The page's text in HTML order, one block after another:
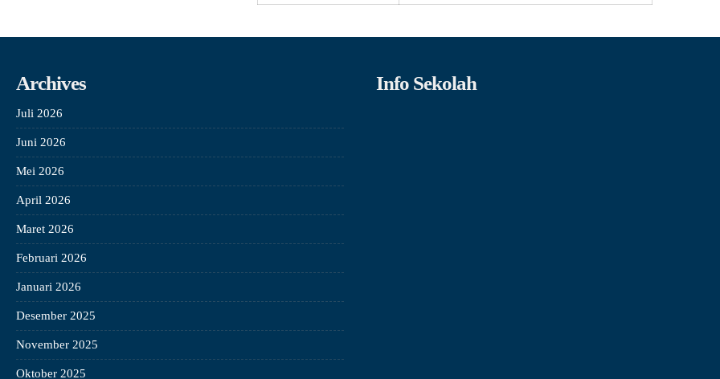
Archives
Juli 2026
Juni 2026
Mei 2026
April 2026
Maret 2026
Februari 2026
Januari 2026
Desember 2025
November 2025
Oktober 2025
Info Sekolah